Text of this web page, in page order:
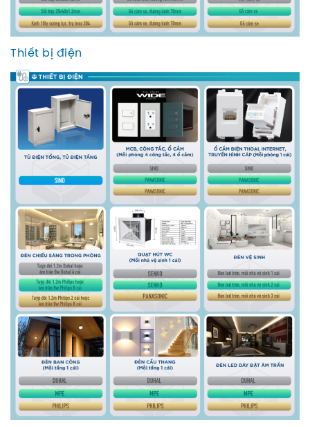
Thiết bị điện